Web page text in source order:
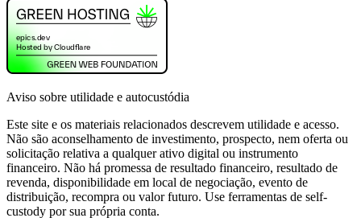
Aviso sobre utilidade e autocustódia
Este site e os materiais relacionados descrevem utilidade e acesso.
Não são aconselhamento de investimento, prospecto, nem oferta ou
solicitação relativa a qualquer ativo digital ou instrumento
financeiro. Não há promessa de resultado financeiro, resultado de
revenda, disponibilidade em local de negociação, evento de
distribuição, recompra ou valor futuro. Use ferramentas de self-
custody por sua própria conta.